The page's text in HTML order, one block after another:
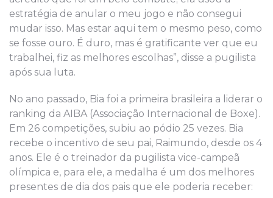
estratégia de anular o meu jogo e não consegui
mudar isso. Mas estar aqui tem o mesmo peso, como
se fosse ouro. É duro, mas é gratificante ver que eu
trabalhei, fiz as melhores escolhas”, disse a pugilista
após sua luta.
No ano passado, Bia foi a primeira brasileira a liderar o
ranking da AIBA (Associação Internacional de Boxe).
Em 26 competições, subiu ao pódio 25 vezes. Bia
recebe o incentivo de seu pai, Raimundo, desde os 4
anos. Ele é o treinador da pugilista vice-campeã
olímpica e, para ele, a medalha é um dos melhores
presentes de dia dos pais que ele poderia receber: